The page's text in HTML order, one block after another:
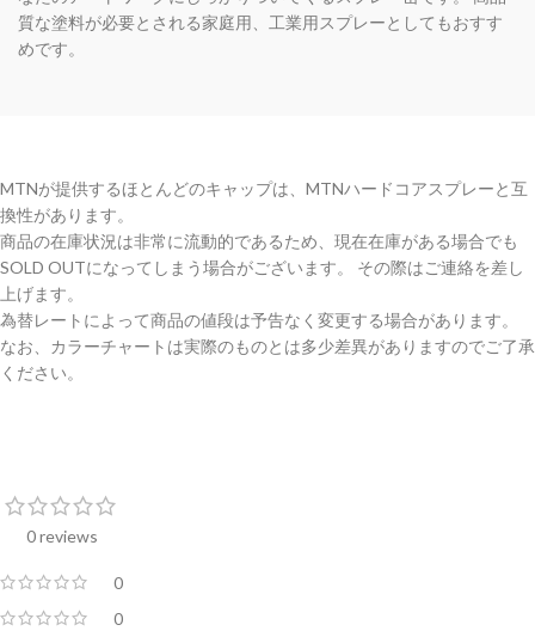
質な塗料が必要とされる家庭用、工業用スプレーとしてもおすす
めです。
MTNが提供するほとんどのキャップは、MTNハードコアスプレーと互
換性があります。
商品の在庫状況は非常に流動的であるため、現在在庫がある場合でも
SOLD OUTになってしまう場合がございます。 その際はご連絡を差し
上げます。
為替レートによって商品の値段は予告なく変更する場合があります。
なお、カラーチャートは実際のものとは多少差異がありますのでご了承
ください。
0 reviews
0
0